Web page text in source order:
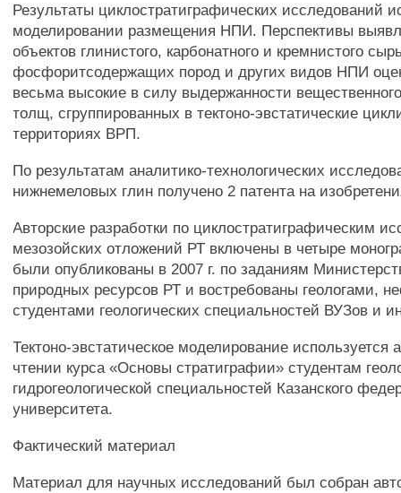
Результаты циклостратиграфических исследований
моделировании размещения НПИ. Перспективы
объектов глинистого, карбонатного и кремнистого
фосфоритсодержащих пород и других видов НПИ
весьма высокие в силу выдержанности
толщ, сгруппированных в тектоно-эвстатические
территориях ВРП.
По результатам аналитико-технологических
нижнемеловых глин получено 2 патента на
Авторские разработки по циклостратиграфическим
мезозойских отложений РТ включены в четыре
были опубликованы в 2007 г. по заданиям
природных ресурсов РТ и востребованы геологами,
студентами геологических специальностей ВУЗов и
Тектоно-эвстатическое моделирование используется
чтении курса «Основы стратиграфии» студентам
гидрогеологической специальностей Казанского
университета.
Фактический материал
Материал для научных исследований был собран